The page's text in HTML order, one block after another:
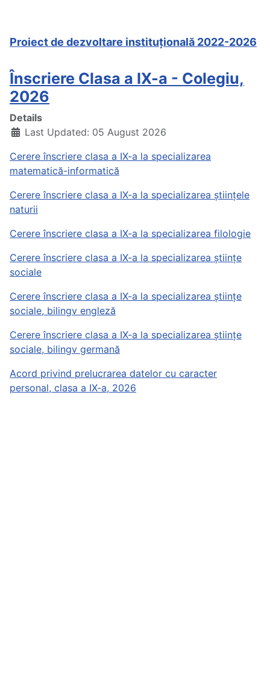
Proiect de dezvoltare instituțională 2022-2026
Înscriere Clasa a IX-a - Colegiu,
2026
Details
Last Updated: 05 August 2026
Cerere înscriere clasa a IX-a la specializarea
matematică-informatică
Cerere înscriere clasa a IX-a la specializarea științele
naturii
Cerere înscriere clasa a IX-a la specializarea filologie
Cerere înscriere clasa a IX-a la specializarea științe
sociale
Cerere înscriere clasa a IX-a la specializarea științe
sociale, bilingv engleză
Cerere înscriere clasa a IX-a la specializarea științe
sociale, bilingv germană
Acord privind prelucrarea datelor cu caracter
personal, clasa a IX-a, 2026